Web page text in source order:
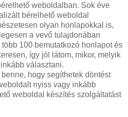
weboldalban. Sok éve
bérelhető weboldal
olyan honlapokkal is,
a vevő tulajdonában
100 bemutatkozó honlapot és
így jól látom, mikor, melyik
választani.
hogy segíthetek döntést
nyiss vagy inkább
weboldal készítés szolgáltatást